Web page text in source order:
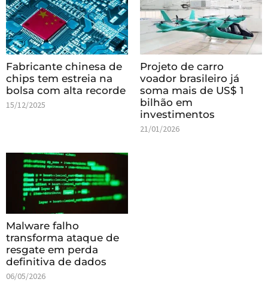
Fabricante chinesa de
chips tem estreia na
bolsa com alta recorde
15/12/2025
Projeto de carro
voador brasileiro já
soma mais de US$ 1
bilhão em
investimentos
21/01/2026
Malware falho
transforma ataque de
resgate em perda
definitiva de dados
06/05/2026